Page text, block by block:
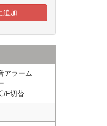
追加
アラーム
F切替